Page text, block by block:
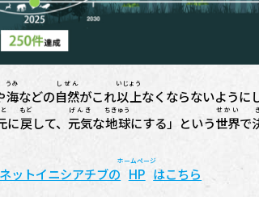
海
うみ
などの自然
しぜん
がこれ以上
いじょう
なくならないように
に戻
もど
して、元気
げんき
な地球
ちきゅう
にする」という世界
せかい
で
ットイニシアチブの HP
ホームページ
はこちら